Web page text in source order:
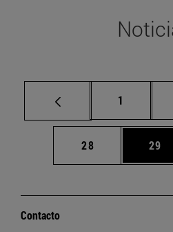
Página
1
Página
28 29
Contacto